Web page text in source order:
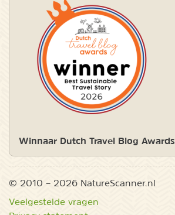
Winnaar Dutch Travel Blog Awards
© 2010 – 2026 NatureScanner.nl
Veelgestelde vragen